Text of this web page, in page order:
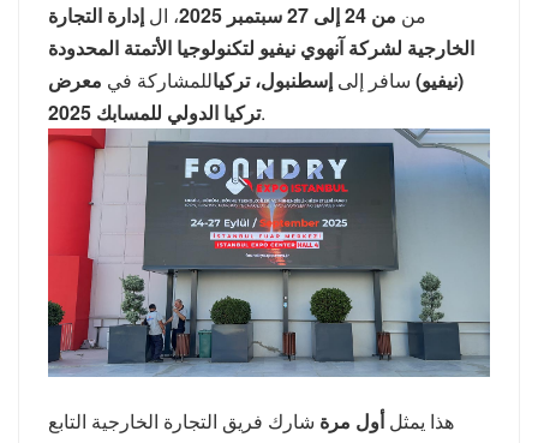
من من 24 إلى 27 سبتمبر 2025 ، ال إدارة التجارة
الخارجية لشركة آنهوي نيفيو لتكنولوجيا الأتمتة المحدودة
(نيفيو) سافر إلى إسطنبول، تركياللمشاركة في معرض
تركيا الدولي للمسابك 2025.
هذا يمثلأول مرة شارك فريق التجارة الخارجية التابع